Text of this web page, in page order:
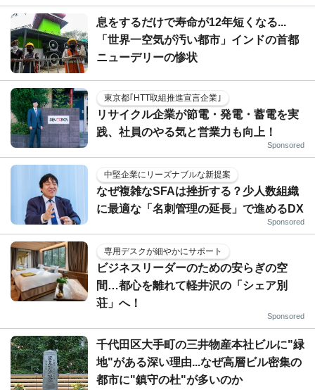
息をするだけで寿命が12年短くなる...
「世界一空気が汚い都市」インドの首都
ニューデリーの惨状
東京都｢HTT取組推進宣言企業｣
リサイクル企業が節電・発電・蓄電を実
践、社員のやる気と営業力も向上！
Sponsored
中堅企業にリーズナブルな新提案
なぜ複雑なSFAは挫折する？少人数組織
に最適な「名刺管理の延長」で進めるDX
Sponsored
専用デスクが細やかにサポート
ビジネスリーダーのための安らぎの空
間…都心を離れて軽井沢の「シェア別
荘」へ！
Sponsored
千代田区大手町の三井物産本社ビルに"緑
地"がある深い理由...なぜ高層ビル密集の
都市に"鎮守の杜"が多いのか